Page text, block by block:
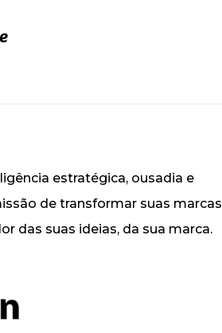
estratégica, ousadia e
de transformar suas marcas
das suas ideias, da sua marca.